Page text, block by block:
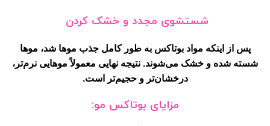
شستشوی مجدد و خشک کردن
پس از اینکه مواد بوتاکس به طور کامل جذب موها شد، موها
شسته شده و خشک می‌شوند. نتیجه نهایی معمولاً موهایی نرم‌تر،
درخشان‌تر و حجیم‌تر است.
مزایای بوتاکس مو: